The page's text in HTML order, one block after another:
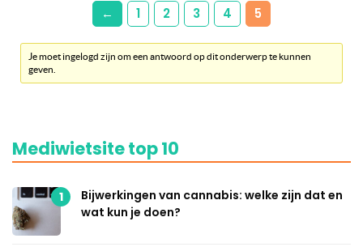
← 1 2 3 4 5
Je moet ingelogd zijn om een antwoord op dit onderwerp te kunnen
geven.
Mediwietsite top 10
1
Bijwerkingen van cannabis: welke zijn dat en
wat kun je doen?